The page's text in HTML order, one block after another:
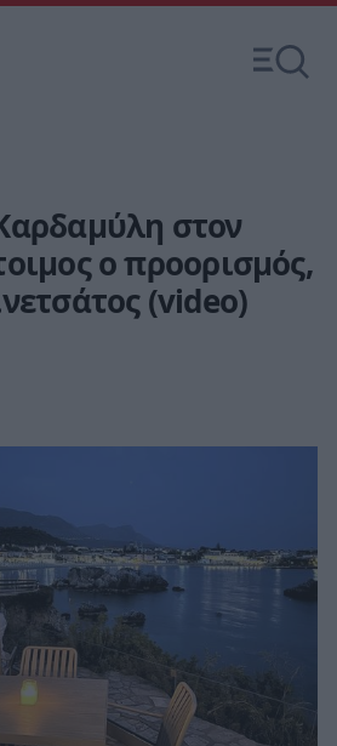
στον
ο προορισμός,
(video)